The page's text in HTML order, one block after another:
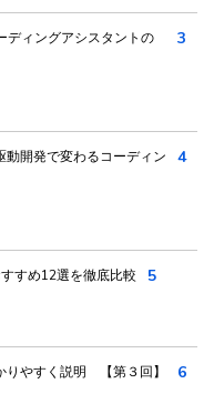
ディングアシスタントの
3
開発で変わるコーディン
4
すめ12選を徹底比較 5
りやすく説明 【第３回】 6